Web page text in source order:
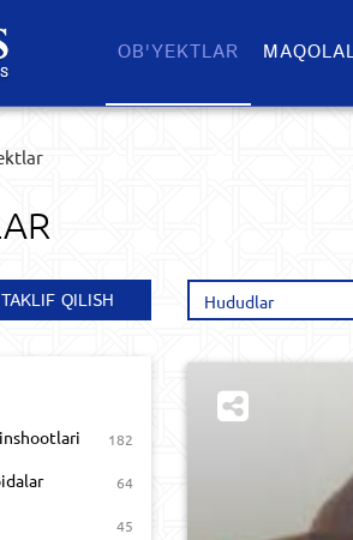
OB'YEKTLAR​
QILISH
182
64
45
Hududlar